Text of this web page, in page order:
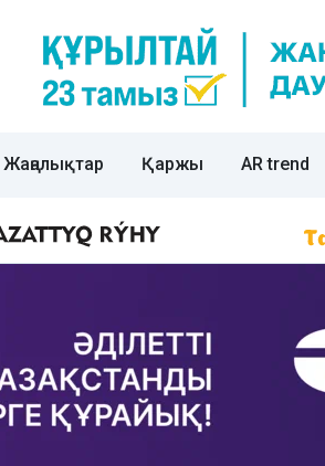
Жаңалықтар Қаржы AR trend